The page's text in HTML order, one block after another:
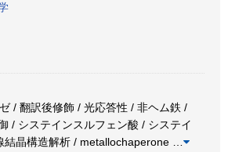
/ 翻訳後修飾 / 光応答性 / 非ヘム鉄 /
/ システインスルフェン酸 / システイ
結晶構造解析 / metallochaperone